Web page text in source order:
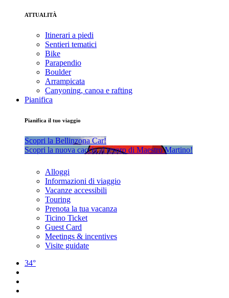
ATTUALITÀ
Itinerari a piedi
Sentieri tematici
Bike
Parapendio
Boulder
Arrampicata
Canyoning, canoa e rafting
Pianifica
Pianifica il tuo viaggio
Scopri la Bellinzona Car!
Scopri la nuova caccia al tesoro di Maestro Martino!
Alloggi
Informazioni di viaggio
Vacanze accessibili
Touring
Prenota la tua vacanza
Ticino Ticket
Guest Card
Meetings & incentives
Visite guidate
34°